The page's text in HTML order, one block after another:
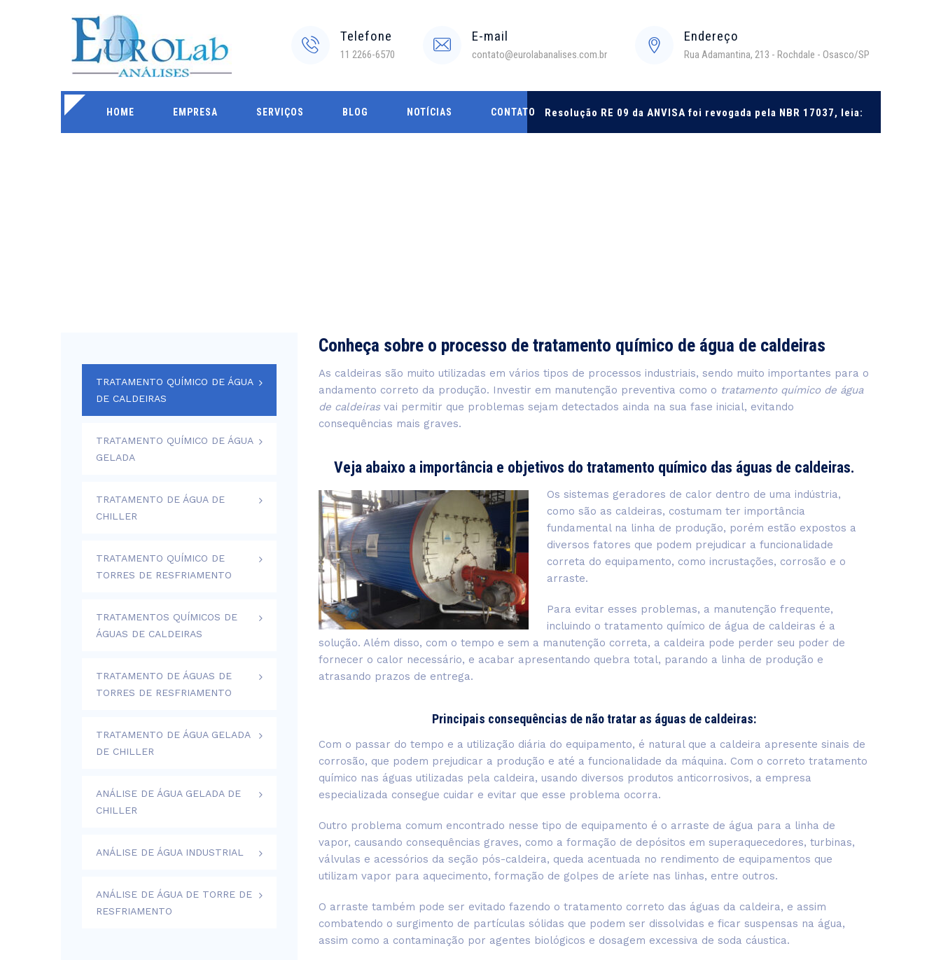
Telefone
11 2266-6570
E-mail
contato@eurolabanalises.com.br
Endereço
Rua Adamantina, 213 - Rochdale - Osasco/SP
HOME EMPRESA SERVIÇOS BLOG NOTÍCIAS CONTATO Resolução RE 09 da ANVISA foi revogada pela NBR 17037, leia:
Conheça sobre o processo de tratamento químico de água de caldeiras
As caldeiras são muito utilizadas em vários tipos de processos industriais, sendo muito importantes para o
andamento correto da produção. Investir em manutenção preventiva como o tratamento químico de água
de caldeirasvai permitir que problemas sejam detectados ainda na sua fase inicial, evitando
consequências mais graves.
Veja abaixo a importância e objetivos do tratamento químico das águas de caldeiras.
Os sistemas geradores de calor dentro de uma indústria,
como são as caldeiras, costumam ter importância
fundamental na linha de produção, porém estão expostos a
diversos fatores que podem prejudicar a funcionalidade
correta do equipamento, como incrustações, corrosão e o
arraste.
Para evitar esses problemas, a manutenção frequente,
incluindo o tratamento químico de água de caldeiras é a
solução. Além disso, com o tempo e sem a manutenção correta, a caldeira pode perder seu poder de
fornecer o calor necessário, e acabar apresentando quebra total, parando a linha de produção e
atrasando prazos de entrega.
Principais consequências de não tratar as águas de caldeiras:
Com o passar do tempo e a utilização diária do equipamento, é natural que a caldeira apresente sinais de
corrosão, que podem prejudicar a produção e até a funcionalidade da máquina. Com o correto tratamento
químico nas águas utilizadas pela caldeira, usando diversos produtos anticorrosivos, a empresa
especializada consegue cuidar e evitar que esse problema ocorra.
Outro problema comum encontrado nesse tipo de equipamento é o arraste de água para a linha de
vapor, causando consequências graves, como a formação de depósitos em superaquecedores, turbinas,
válvulas e acessórios da seção pós-caldeira, queda acentuada no rendimento de equipamentos que
utilizam vapor para aquecimento, formação de golpes de aríete nas linhas, entre outros.
O arraste também pode ser evitado fazendo o tratamento correto das águas da caldeira, e assim
combatendo o surgimento de partículas sólidas que podem ser dissolvidas e ficar suspensas na água,
assim como a contaminação por agentes biológicos e dosagem excessiva de soda cáustica.
TRATAMENTO QUÍMICO DE ÁGUA
DE CALDEIRAS
TRATAMENTO QUÍMICO DE ÁGUA
GELADA
TRATAMENTO DE ÁGUA DE
CHILLER
TRATAMENTO QUÍMICO DE
TORRES DE RESFRIAMENTO
TRATAMENTOS QUÍMICOS DE
ÁGUAS DE CALDEIRAS
TRATAMENTO DE ÁGUAS DE
TORRES DE RESFRIAMENTO
TRATAMENTO DE ÁGUA GELADA
DE CHILLER
ANÁLISE DE ÁGUA GELADA DE
CHILLER
ANÁLISE DE ÁGUA INDUSTRIAL
ANÁLISE DE ÁGUA DE TORRE DE
RESFRIAMENTO